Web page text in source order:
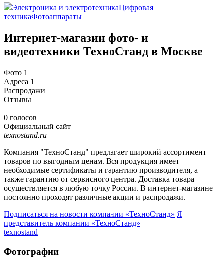
Электроника и электротехникаЦифровая
техникаФотоаппараты
Интернет-магазин фото- и
видеотехники ТехноСтанд в Москве
Фото 1
Адреса 1
Распродажи
Отзывы
0 голосов
Официальный сайт
texnostand.ru
Компания "ТехноСтанд" предлагает широкий ассортимент
товаров по выгодным ценам. Вся продукция имеет
необходимые сертификаты и гарантию производителя, а
также гарантию от сервисного центра. Доставка товара
осуществляется в любую точку России. В интернет-магазине
постоянно проходят различные акции и распродажи.
Подписаться на новости компании «ТехноСтанд» Я
представитель компании «ТехноСтанд»
texnostand
Фотографии